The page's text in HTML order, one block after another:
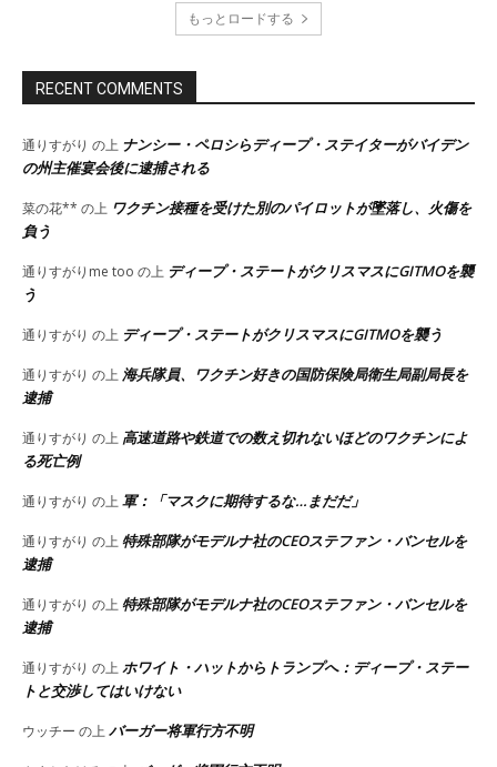
もっとロードする
RECENT COMMENTS
通りすがり の上 ナンシー・ペロシらディープ・ステイターがバイデン
の州主催宴会後に逮捕される
菜の花** の上 ワクチン接種を受けた別のパイロットが墜落し、火傷を
負う
通りすがりme too の上 ディープ・ステートがクリスマスにGITMOを襲
う
通りすがり の上 ディープ・ステートがクリスマスにGITMOを襲う
通りすがり の上 海兵隊員、ワクチン好きの国防保険局衛生局副局長を
逮捕
通りすがり の上 高速道路や鉄道での数え切れないほどのワクチンによ
る死亡例
通りすがり の上 軍：「マスクに期待するな…まだだ」
通りすがり の上 特殊部隊がモデルナ社のCEOステファン・バンセルを
逮捕
通りすがり の上 特殊部隊がモデルナ社のCEOステファン・バンセルを
逮捕
通りすがり の上 ホワイト・ハットからトランプへ：ディープ・ステー
トと交渉してはいけない
ウッチー の上 バーガー将軍行方不明